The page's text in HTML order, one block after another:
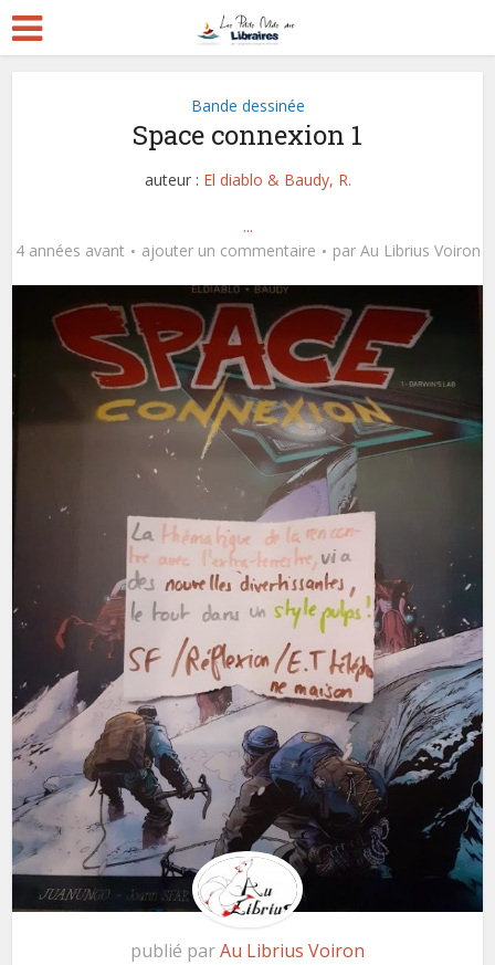
Bande dessinée
Space connexion 1
auteur : El diablo & Baudy, R.
...
4 années avant
ajouter un commentaire par Au Librius Voiron
publié parAu Librius Voiron